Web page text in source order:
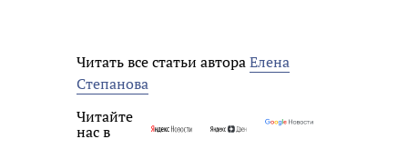
Читать все статьи автораЕлена
Степанова
Читайте
нас в